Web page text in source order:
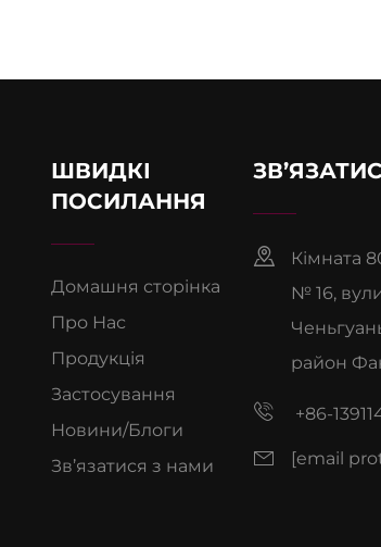
ШВИДКІ
ПОСИЛАННЯ
Домашня сторінка
Про Нас
Продукція
Застосування
Новини/Блоги
Зв’язатися з нами
Кімната
№ 16,
район
+86-
[email